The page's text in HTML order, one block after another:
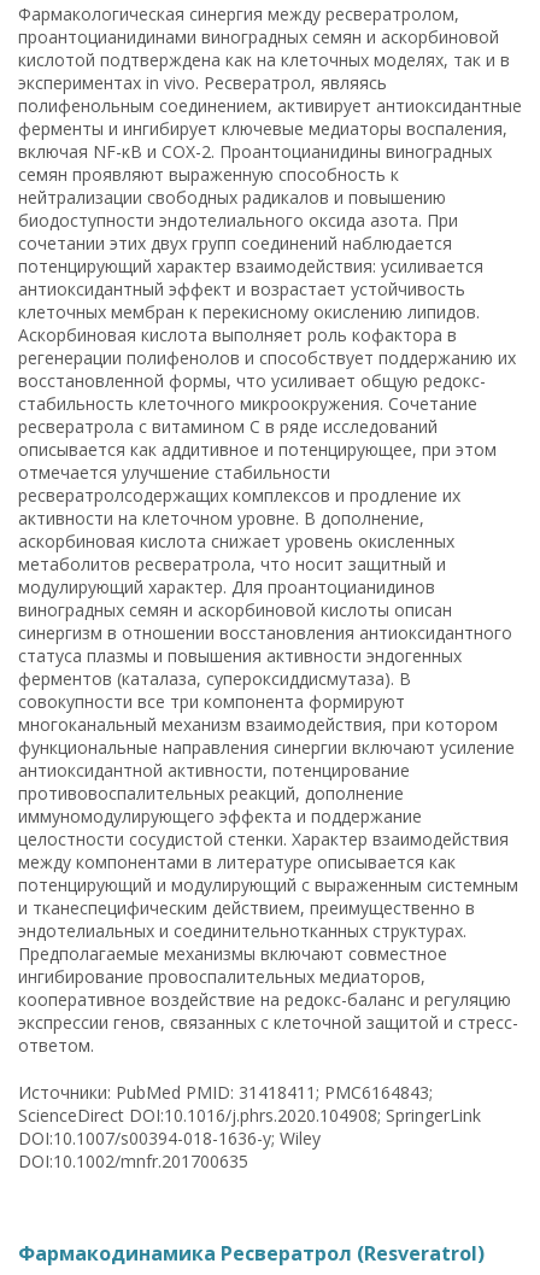
Фармакологическая синергия между ресвератролом,
проантоцианидинами виноградных семян и аскорбиновой
кислотой подтверждена как на клеточных моделях, так и в
экспериментах in vivo. Ресвератрол, являясь
полифенольным соединением, активирует антиоксидантные
ферменты и ингибирует ключевые медиаторы воспаления,
включая NF-κB и COX-2. Проантоцианидины виноградных
семян проявляют выраженную способность к
нейтрализации свободных радикалов и повышению
биодоступности эндотелиального оксида азота. При
сочетании этих двух групп соединений наблюдается
потенцирующий характер взаимодействия: усиливается
антиоксидантный эффект и возрастает устойчивость
клеточных мембран к перекисному окислению липидов.
Аскорбиновая кислота выполняет роль кофактора в
регенерации полифенолов и способствует поддержанию их
восстановленной формы, что усиливает общую редокс-
стабильность клеточного микроокружения. Сочетание
ресвератрола с витамином С в ряде исследований
описывается как аддитивное и потенцирующее, при этом
отмечается улучшение стабильности
ресвератролсодержащих комплексов и продление их
активности на клеточном уровне. В дополнение,
аскорбиновая кислота снижает уровень окисленных
метаболитов ресвератрола, что носит защитный и
модулирующий характер. Для проантоцианидинов
виноградных семян и аскорбиновой кислоты описан
синергизм в отношении восстановления антиоксидантного
статуса плазмы и повышения активности эндогенных
ферментов (каталаза, супероксиддисмутаза). В
совокупности все три компонента формируют
многоканальный механизм взаимодействия, при котором
функциональные направления синергии включают усиление
антиоксидантной активности, потенцирование
противовоспалительных реакций, дополнение
иммуномодулирующего эффекта и поддержание
целостности сосудистой стенки. Характер взаимодействия
между компонентами в литературе описывается как
потенцирующий и модулирующий с выраженным системным
и тканеспецифическим действием, преимущественно в
эндотелиальных и соединительнотканных структурах.
Предполагаемые механизмы включают совместное
ингибирование провоспалительных медиаторов,
кооперативное воздействие на редокс-баланс и регуляцию
экспрессии генов, связанных с клеточной защитой и стресс-
ответом.
Источники: PubMed PMID: 31418411; PMC6164843;
ScienceDirect DOI:10.1016/j.phrs.2020.104908; SpringerLink
DOI:10.1007/s00394-018-1636-y; Wiley
DOI:10.1002/mnfr.201700635
Фармакодинамика Ресвератрол (Resveratrol)